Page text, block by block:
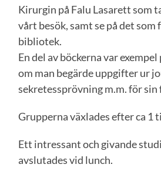
Kirurgin på Falu Lasarett som
vårt besök, samt se på det som
bibliotek.
En del av böckerna var
om man begärde uppgifter ur
sekretessprövning m.m. för sin
Grupperna växlades efter ca 1
Ett intressant och givande
avslutades vid lunch.